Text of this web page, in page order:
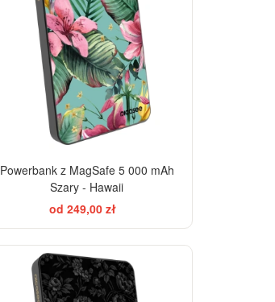
Powerbank z MagSafe 5 000 mAh
Szary - Hawaii
od 249,00 zł